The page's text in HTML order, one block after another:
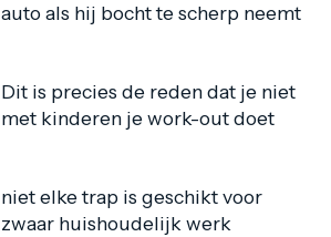
auto als hij bocht te scherp neemt
Dit is precies de reden dat je niet
met kinderen je work-out doet
niet elke trap is geschikt voor
zwaar huishoudelijk werk